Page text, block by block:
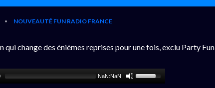
• NOUVEAUTÉ FUN RADIO FRANCE
change des énièmes reprises pour une fois, exclu Party Fun
NaN:NaN